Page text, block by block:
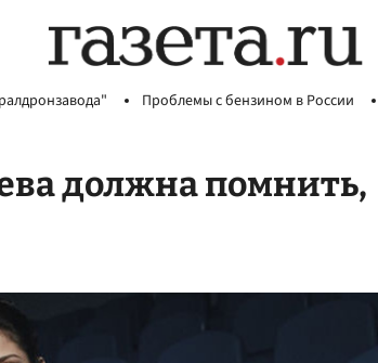
Проблемы с бензином в России
должна помнить,